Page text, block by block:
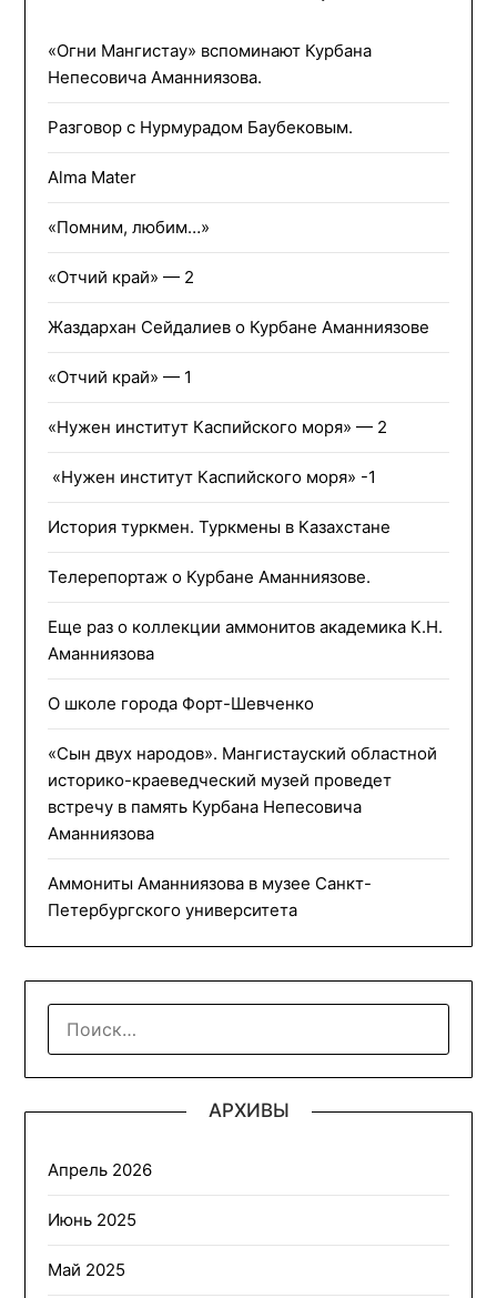
«Огни Мангистау» вспоминают Курбана
Непесовича Аманниязова.
Разговор с Нурмурадом Баубековым.
Alma Mater
«Помним, любим…»
«Отчий край» — 2
Жаздархан Сейдалиев о Курбане Аманниязове
«Отчий край» — 1
«Нужен институт Каспийского моря» — 2
«Нужен институт Каспийского моря» -1
История туркмен. Туркмены в Казахстане
Телерепортаж о Курбане Аманниязове.
Еще раз о коллекции аммонитов академика К.Н.
Аманниязова
О школе города Форт-Шевченко
«Сын двух народов». Мангистауский областной
историко-краеведческий музей проведет
встречу в память Курбана Непесовича
Аманниязова
Аммониты Аманниязова в музее Санкт-
Петербургского университета
АРХИВЫ
Апрель 2026
Июнь 2025
Май 2025